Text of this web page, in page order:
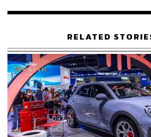
และเพิ่มขึ้น 3.9 คะแนนสำหรับคนที่อยู่ฝั่ง
ผลกระทบทั้งหมดทั้งปวงของการเปลี่ยนแ
บริโภคต่อมัสก์และ Tesla จะใช้เวลาหลาย
กระทบ แต่บริษัทกำลังเผชิญกับส่วนแบ่งย
ในสหรัฐฯ ที่ลดลง โดยจากข้อมูลของ
ในช่วง 9 เดือนแรกของปี ส่วนแบ่งในตลา
ที่ 65% แต่มันก็ลดลงจาก 79% ในปี
รถยนต์ EV ที่ทวีความรุนแรงขึ้น ประกอบ
ไม่ยอมขายรถยนต์ที่มีราคาต่ำกว่าตอนนี้
RELATED